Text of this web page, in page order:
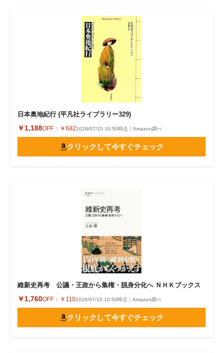
日本奥地紀行 (平凡社ライブラリー329)
￥1,188OFF： ￥6822026/07/15 10:50時点｜Amazon調べ
クリックして今すぐチェック
維新史再考 公議・王政から集権・脱身分化へ ＮＨＫブックス
￥1,760OFF： ￥1102026/07/15 10:50時点｜Amazon調べ
クリックして今すぐチェック